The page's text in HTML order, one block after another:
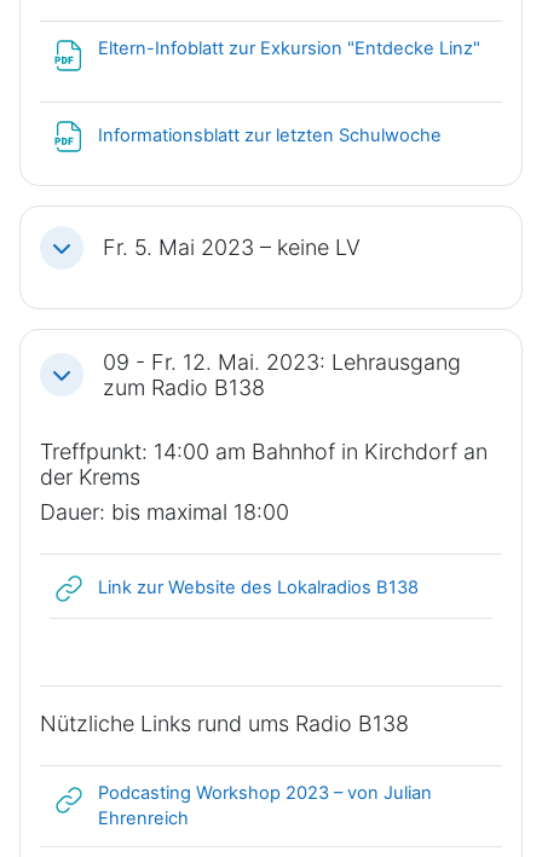
Eltern-Infoblatt zur Exkursion "Entdecke Linz"
Informationsblatt zur letzten Schulwoche
EinklappenFr. 5. Mai 2023 – keine LV
Einklappen
09 - Fr. 12. Mai. 2023: Lehrausgang
zum Radio B138
Treffpunkt: 14:00 am Bahnhof in Kirchdorf an
der Krems
Dauer: bis maximal 18:00
Link zur Website des Lokalradios B138
Nützliche Links rund ums Radio B138
Podcasting Workshop 2023 – von Julian
Ehrenreich